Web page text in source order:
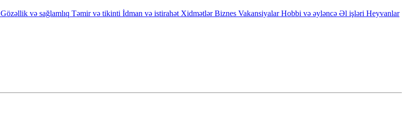
Gözəllik və sağlamlıq Təmir və tikinti İdman və istirahət Xidmətlər Biznes Vakansiyalar Hobbi və əyləncə Əl işləri Heyvanlar